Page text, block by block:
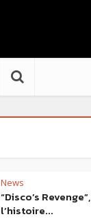
News
“Disco’s Revenge”,
l’histoire...